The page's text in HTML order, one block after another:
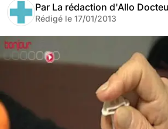
Par La rédaction d'Allo
Rédigé le 17/01/2013